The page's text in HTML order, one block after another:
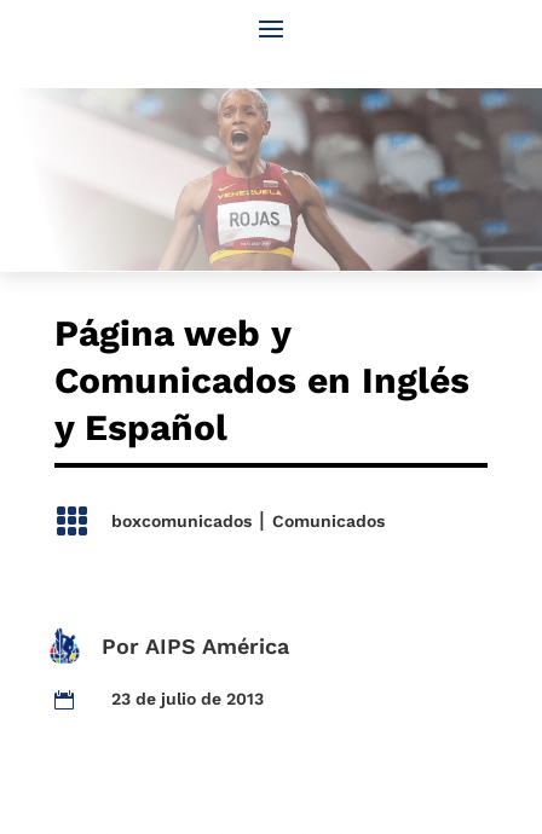
Página web y
Comunicados en Inglés
y Español
 boxcomunicados| Comunicados
Por AIPS América
 23 de julio de 2013